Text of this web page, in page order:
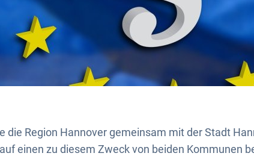
die Region Hannover gemeinsam mit der Stadt
einen zu diesem Zweck von beiden Kommunen